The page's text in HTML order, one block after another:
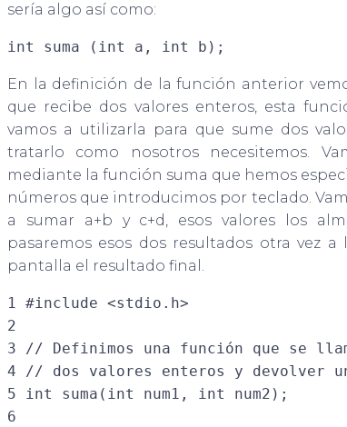
sería algo así como:
int suma (int a, int b);
En la definición de la función anterior
que recibe dos valores enteros, esta
vamos a utilizarla para que sume dos
tratarlo como nosotros necesitemos.
mediante la función suma que hemos
números que introducimos por teclado.
a sumar a+b y c+d, esos valores los
pasaremos esos dos resultados otra vez
pantalla el resultado final.
1 #include <stdio.h>
2
3 // Definimos una función que se
4 // dos valores enteros y devolver
5 int suma(int num1, int num2);
6